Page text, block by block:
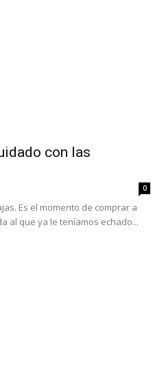
con las
0
Es el momento de comprar a
al que ya le teníamos echado...